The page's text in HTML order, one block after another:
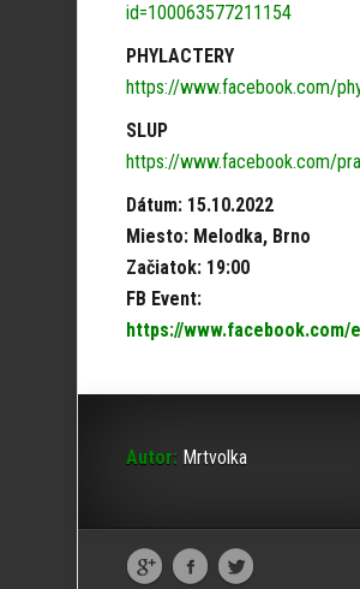
id=100063577211154
PHYLACTERY
https://www.facebook.com/
SLUP
https://www.facebook.com/
Dátum: 15.10.2022
Miesto: Melodka, Brno
Začiatok: 19:00
FB Event:
https://www.facebook.com/
Autor: Mrtvolka